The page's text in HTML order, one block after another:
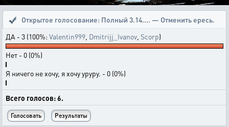
Открытое голосование: Полный 3.14.... — Отменить ересь.
ДА - 3 (100%: Valentin999 Dmitrijj_Ivanov Scorp)
Нет - 0 (0%)
Я ничего не хочу, я хочу уруру. - 0 (0%)
Всего голосов: 6.